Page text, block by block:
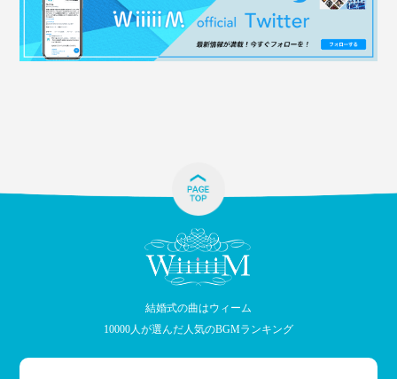
結婚式の曲はウィーム
10000人が選んだ人気のBGMランキング